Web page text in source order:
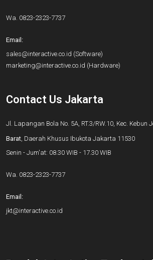
Wa. 0823-2323-7737
Email:
sales@interactive.co.id (Software)
marketing@interactive.co.id (Hardware)
Contact Us Jakarta
Jl. Lapangan Bola No. 5A, RT.3/RW.10, Kec. Kebun
Barat, Daerah Khusus Ibukota Jakarta 11530
Senin - Jum'at: 08.30 WIB - 17.30 WIB
Wa. 0823-2323-7737
Email:
jkt@interactive.co.id